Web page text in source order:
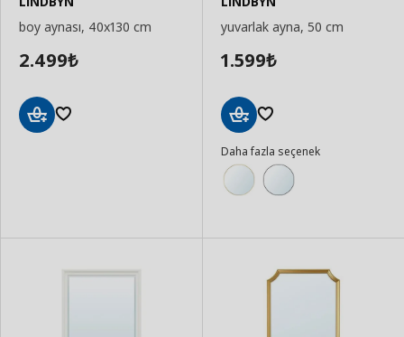
boy aynası, 40x130 cm
2.499₺
yuvarlak ayna, 50 cm
1.599₺
Ekle
Daha fazla seçenek